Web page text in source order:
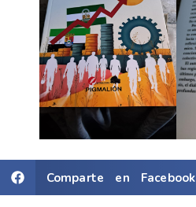
Comparte en Facebook